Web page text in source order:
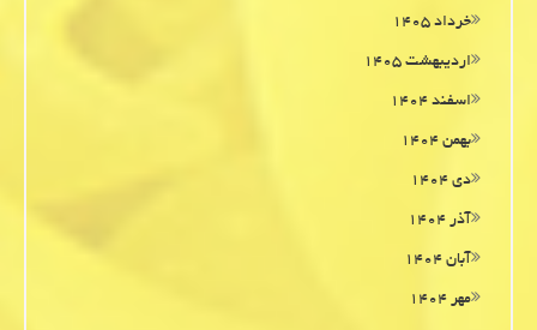
خرداد ۱۴۰۵
اردیبهشت ۱۴۰۵
اسفند ۱۴۰۴
بهمن ۱۴۰۴
دی ۱۴۰۴
آذر ۱۴۰۴
آبان ۱۴۰۴
مهر ۱۴۰۴